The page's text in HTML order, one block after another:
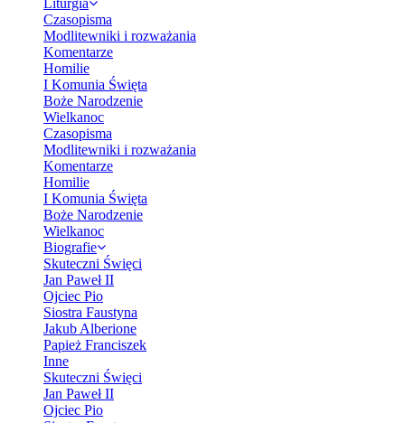
Liturgia
Czasopisma
Modlitewniki i rozważania
Komentarze
Homilie
I Komunia Święta
Boże Narodzenie
Wielkanoc
Czasopisma
Modlitewniki i rozważania
Komentarze
Homilie
I Komunia Święta
Boże Narodzenie
Wielkanoc
Biografie
Skuteczni Święci
Jan Paweł II
Ojciec Pio
Siostra Faustyna
Jakub Alberione
Papież Franciszek
Inne
Skuteczni Święci
Jan Paweł II
Ojciec Pio